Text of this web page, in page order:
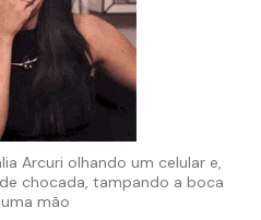
Arcuri olhando um celular e,
chocada, tampando a boca
mão